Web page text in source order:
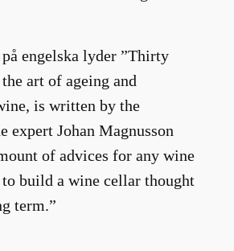
engelska lyder ”Thirty
art of ageing and
is written by the
expert Johan Magnusson
of advices for any wine
build a wine cellar thought
term.”